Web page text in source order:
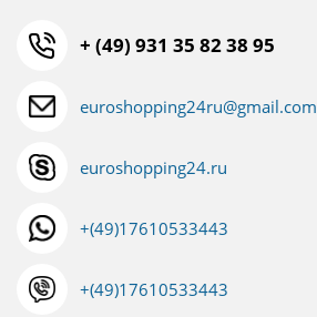
+ (49) 931 35 82 38 95
euroshopping24ru@gmail.com
euroshopping24.ru
+(49)17610533443
+(49)17610533443